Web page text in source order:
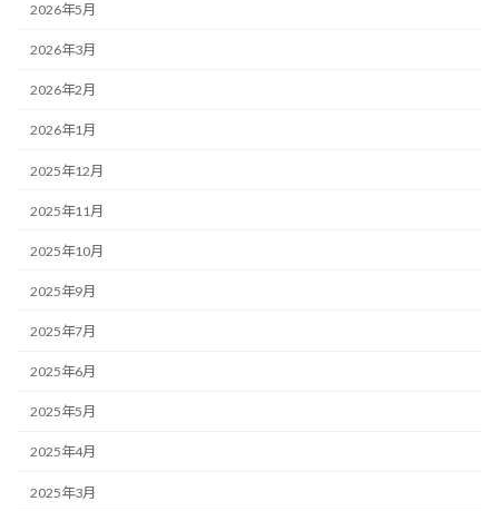
2026年5月
2026年3月
2026年2月
2026年1月
2025年12月
2025年11月
2025年10月
2025年9月
2025年7月
2025年6月
2025年5月
2025年4月
2025年3月